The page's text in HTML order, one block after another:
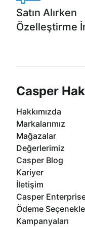
Satın Alırken
Özelleştirme
Casper
Hakkımızda
Markalarımız
Mağazalar
Değerlerimiz
Casper Blog
Kariyer
İletişim
Casper
Ödeme
Kampanyaları